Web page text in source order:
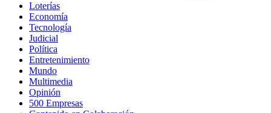
Loterías
Economía
Tecnología
Judicial
Política
Entretenimiento
Mundo
Multimedia
Opinión
500 Empresas